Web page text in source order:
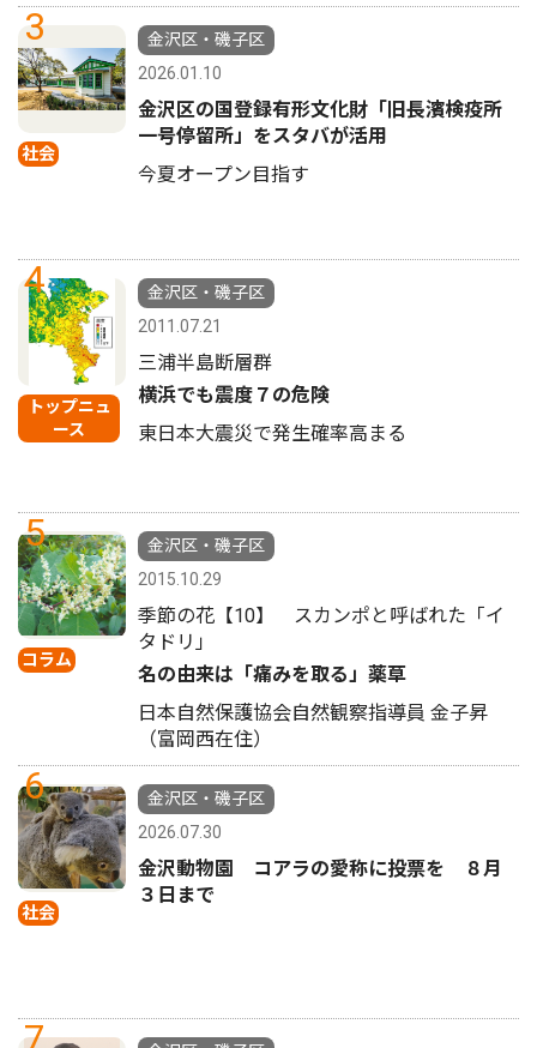
3
社会
金沢区・磯子区
2026.01.10
金沢区の国登録有形文化財「旧長濱検疫所
一号停留所」をスタバが活用
今夏オープン目指す
4
トップニュ
ース
金沢区・磯子区
2011.07.21
三浦半島断層群
横浜でも震度７の危険
東日本大震災で発生確率高まる
5
コラム
金沢区・磯子区
2015.10.29
季節の花【10】 スカンポと呼ばれた「イ
タドリ」
名の由来は「痛みを取る」薬草
日本自然保護協会自然観察指導員 金子昇
（富岡西在住）
6
社会
金沢区・磯子区
2026.07.30
金沢動物園 コアラの愛称に投票を ８月
３日まで
7